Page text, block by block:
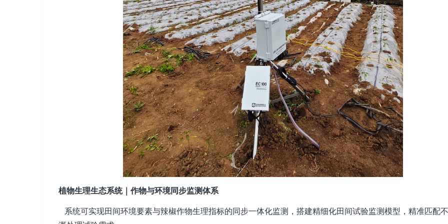
植物生理生态系统｜作物与环境同步监测体系
系统可实现田间环境要素与辣椒作物生理指标的同步一体化监测，搭建精细化田间试验监测模型，精准匹配